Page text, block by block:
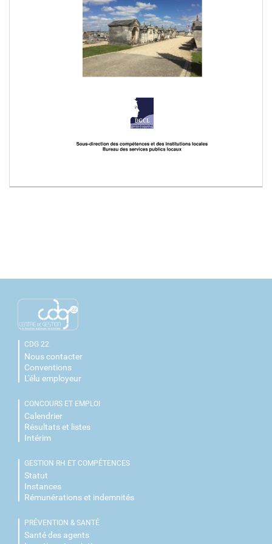
CDG 22
Nous contacter
Conventions
L'élu employeur
CONCOURS ET EMPLOI
Calendrier
Résultats et listes
Intérim
GESTION RH ET COMPÉTENCES
Statut
Instances
Rémunérations et indemnités
PRÉVENTION & SANTÉ
Santé des agents